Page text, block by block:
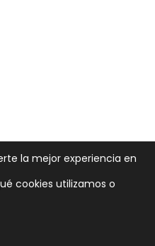
aWordPress
la mejor experiencia en
cookies utilizamos o